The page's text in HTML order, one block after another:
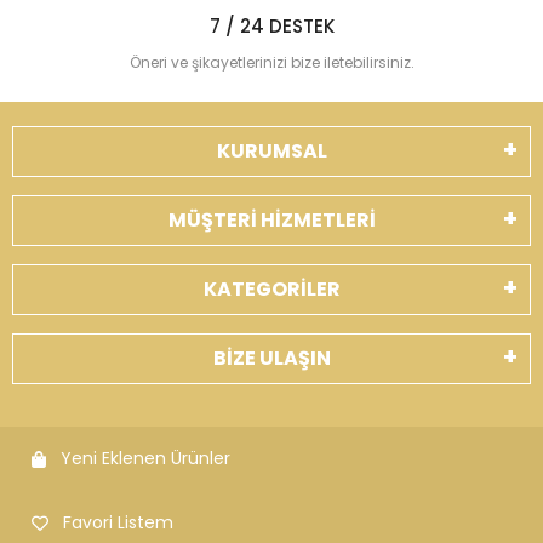
7 / 24 DESTEK
Öneri ve şikayetlerinizi bize iletebilirsiniz.
KURUMSAL
MÜŞTERİ HİZMETLERİ
KATEGORİLER
BİZE ULAŞIN
Yeni Eklenen Ürünler
Favori Listem